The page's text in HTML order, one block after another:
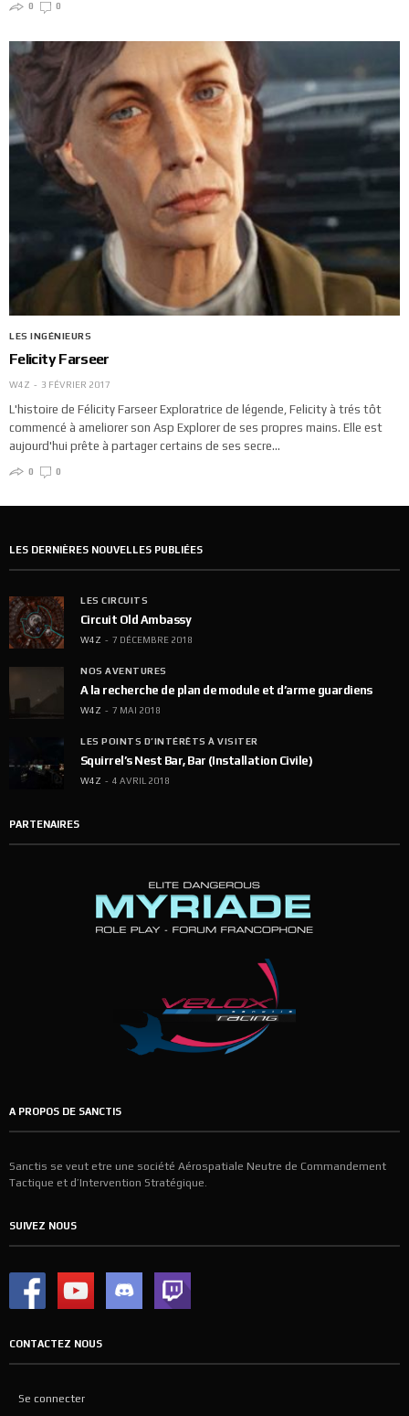
0 0
LES INGÉNIEURS
Felicity Farseer
W4Z 3 FÉVRIER 2017
L'histoire de Félicity Farseer Exploratrice de légende, Felicity à trés tôt
commencé à ameliorer son Asp Explorer de ses propres mains. Elle est
aujourd'hui prête à partager certains de ses secre…
0 0
LES DERNIÈRES NOUVELLES PUBLIÉES
LES CIRCUITS
Circuit Old Ambassy
W4Z 7 DÉCEMBRE 2018
NOS AVENTURES
A la recherche de plan de module et d’arme guardiens
W4Z 7 MAI 2018
LES POINTS D’INTÉRÊTS À VISITER
Squirrel’s Nest Bar, Bar (Installation Civile)
W4Z 4 AVRIL 2018
PARTENAIRES
A PROPOS DE SANCTIS
Sanctis se veut etre une société Aérospatiale Neutre de Commandement
Tactique et d’Intervention Stratégique.
SUIVEZ NOUS
CONTACTEZ NOUS
Se connecter